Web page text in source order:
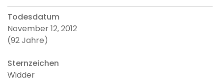
Todesdatum
November 12, 2012
(92 Jahre)
Sternzeichen
Widder